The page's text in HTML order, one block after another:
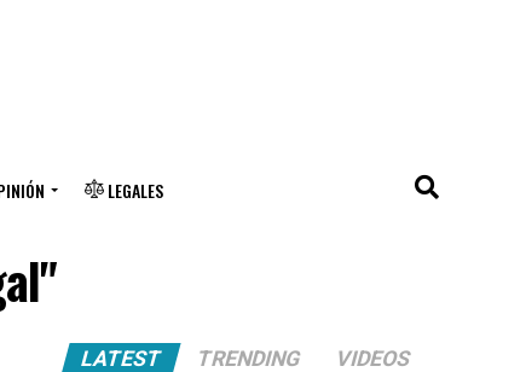
LEGALES
LATEST TRENDING VIDEOS